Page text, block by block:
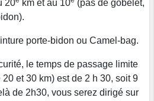
20 km et au 10
(pas de gobelet,
porte-bidon ou Camel-bag.
le temps de passage limite
et 30 km) est de 2 h 30, soit 9
de 2h30, vous serez dirigé sur